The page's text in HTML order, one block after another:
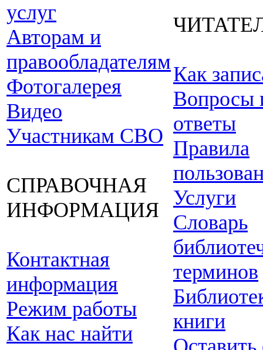
услуг
Авторам и
правообладателям
Фотогалерея
Видео
Участникам СВО
СПРАВОЧНАЯ
ИНФОРМАЦИЯ
Контактная
информация
Режим работы
Как нас найти
Как
Вопросы
ответы
Правила
Услуги
Словарь
терминов
книги